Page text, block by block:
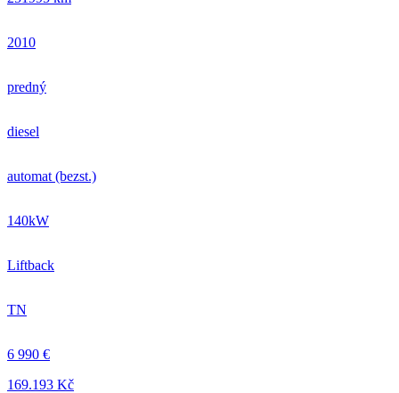
2010
predný
diesel
automat (bezst.)
140kW
Liftback
TN
6 990 €
169.193 Kč